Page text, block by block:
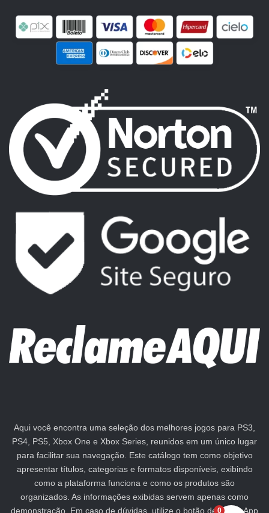
Aqui você encontra uma seleção dos melhores jogos para PS3,
PS4, PS5, Xbox One e Xbox Series, reunidos em um único lugar
para facilitar sua navegação. Este catálogo tem como objetivo
apresentar títulos, categorias e formatos disponíveis, exibindo
como a plataforma funciona e como os produtos são
organizados. As informações exibidas servem apenas como
demonstração. Em caso de dúvidas, utilize o botão de WhatsApp
0